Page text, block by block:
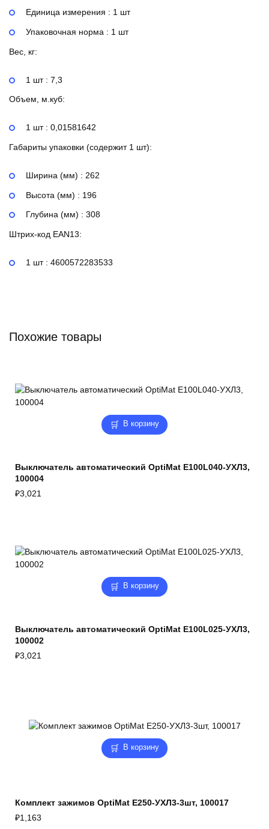
Единица измерения : 1 шт
Упаковочная норма : 1 шт
Вес, кг:
1 шт : 7,3
Объем, м.куб:
1 шт : 0,01581642
Габариты упаковки (содержит 1 шт):
Ширина (мм) : 262
Высота (мм) : 196
Глубина (мм) : 308
Штрих-код EAN13:
1 шт : 4600572283533
Похожие товары
В корзину
Выключатель автоматический OptiMat E100L040-УХЛ3,
100004
₽3,021
В корзину
Выключатель автоматический OptiMat E100L025-УХЛ3,
100002
₽3,021
В корзину
Комплект зажимов OptiMat E250-УХЛ3-3шт, 100017
₽1,163